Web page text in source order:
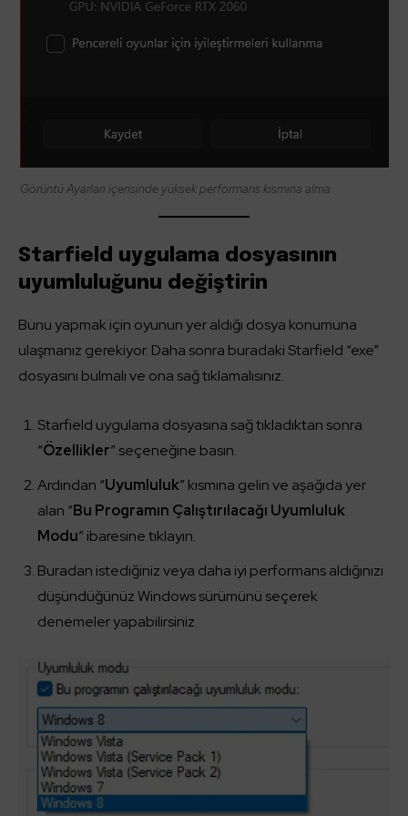
Görüntü Ayarları içerisinde yüksek performans kısmına alma
Starfield uygulama dosyasının
uyumluluğunu değiştirin
Bunu yapmak için oyunun yer aldığı dosya konumuna
ulaşmanız gerekiyor. Daha sonra buradaki Starfield “exe”
dosyasını bulmalı ve ona sağ tıklamalısınız.
Starfield uygulama dosyasına sağ tıkladıktan sonra
“Özellikler” seçeneğine basın.
Ardından “Uyumluluk” kısmına gelin ve aşağıda yer
alan “Bu Programın Çalıştırılacağı Uyumluluk
Modu” ibaresine tıklayın.
Buradan istediğiniz veya daha iyi performans aldığınızı
düşündüğünüz Windows sürümünü seçerek
denemeler yapabilirsiniz.